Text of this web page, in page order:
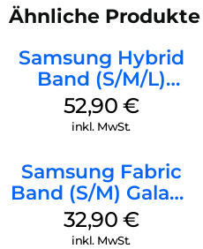
Ähnliche Produkte
Samsung Hybrid
Band (S/M/L)
Galaxy
Watch8/Watch8
52,90 €
inkl. MwSt.
Samsung Fabric
Band (S/M) Galaxy
Watch8/Watch8
Classic Red
32,90 €
inkl. MwSt.